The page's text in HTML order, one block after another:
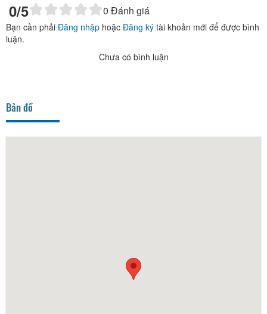
0/5 0 Đánh giá
Bạn cần phải Đăng nhập hoặc Đăng ký tài khoản mới để được bình
luận.
Chưa có bình luận
Bản đồ